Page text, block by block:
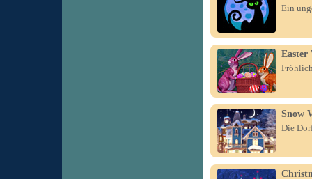
Ein
Easter
Snow
Die